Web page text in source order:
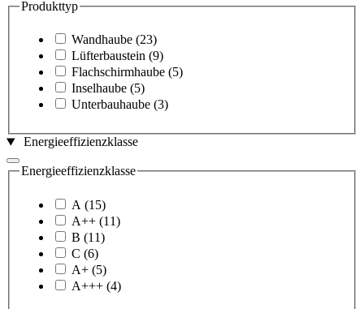
Produkttyp
Wandhaube (23)
Lüfterbaustein (9)
Flachschirmhaube (5)
Inselhaube (5)
Unterbauhaube (3)
Energieeffizienzklasse
Energieeffizienzklasse
A (15)
A++ (11)
B (11)
C (6)
A+ (5)
A+++ (4)